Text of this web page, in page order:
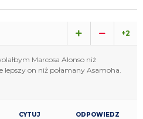
+2
Marcosa Alonso niż
lepszy on niż połamany Asamoha.
CYTUJ ODPOWIEDZ